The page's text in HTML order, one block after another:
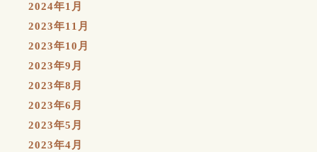
2024年1月
2023年11月
2023年10月
2023年9月
2023年8月
2023年6月
2023年5月
2023年4月